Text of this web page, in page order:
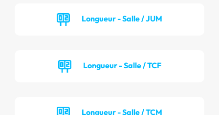
Longueur - Salle / JUM
Longueur - Salle / TCF
Longueur - Salle / TCM